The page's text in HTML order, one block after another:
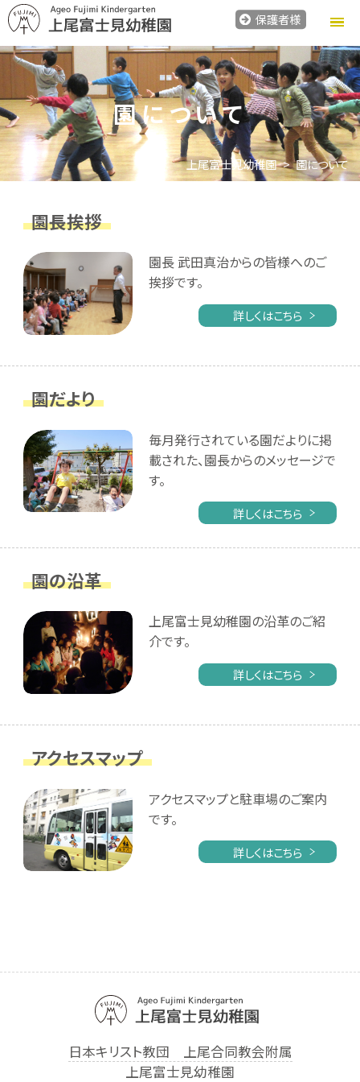
保護者様
園について
上尾富士見幼稚園 園について
園長挨拶
園長 武田真治からの皆様へのご
挨拶です。
詳しくはこちら
園だより
毎月発行されている園だよりに掲
載された、園長からのメッセージで
す。
詳しくはこちら
園の沿革
上尾富士見幼稚園の沿革のご紹
介です。
詳しくはこちら
アクセスマップ
アクセスマップと駐車場のご案内
です。
詳しくはこちら
日本キリスト教団 上尾合同教会附属
上尾富士見幼稚園